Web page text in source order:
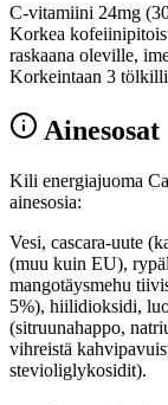
C-vitamiini 24mg
Korkea
raskaana oleville,
Korkeintaan 3
Ainesosat
Kili energiajuoma
ainesosia:
Vesi, cascara-uute
(muu kuin EU),
mangotäysmehu
5%), hiilidioksidi,
(sitruunahappo,
vihreistä
stevioliglykosidit).